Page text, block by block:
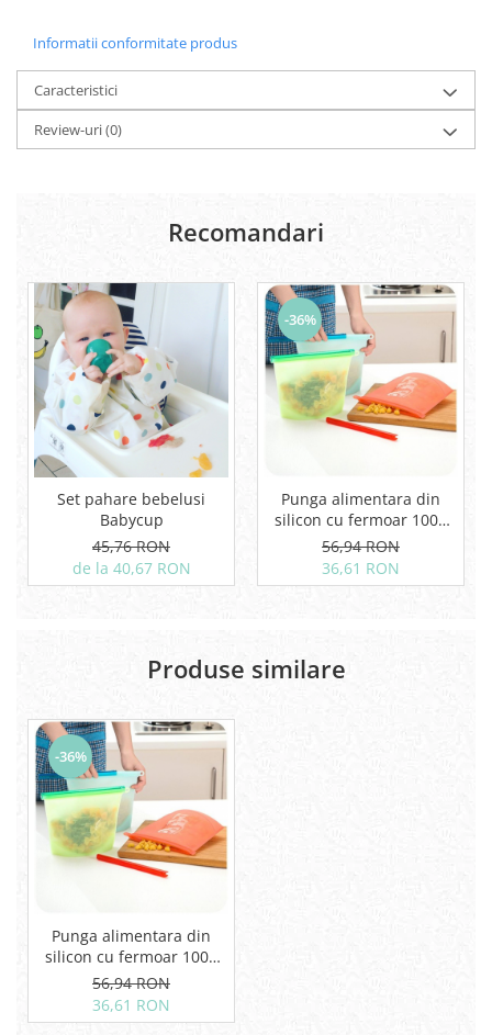
Informatii conformitate produs
Caracteristici
Review-uri(0)
Recomandari
Set pahare bebelusi
Babycup
45,76 RON
de la 40,67 RON
-36%
Punga alimentara din
silicon cu fermoar 1000
ml - resigilabila, gradata,
reutilizabila
56,94 RON
36,61 RON
Produse similare
-36%
Punga alimentara din
silicon cu fermoar 1000
ml - resigilabila, gradata,
reutilizabila
56,94 RON
36,61 RON